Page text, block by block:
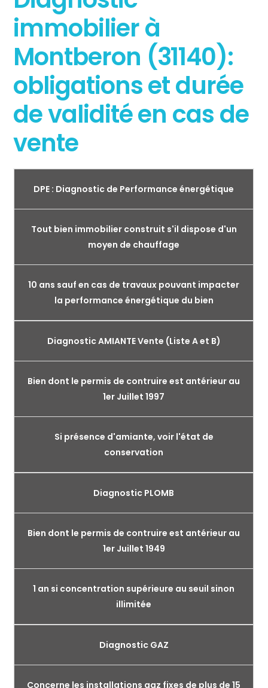
immobilier à
Montberon (31140):
obligations et durée
de validité en cas de
vente
DPE : Diagnostic de Performance énergétique
Tout bien immobilier construit s'il dispose d'un
moyen de chauffage
10 ans sauf en cas de travaux pouvant impacter
la performance énergétique du bien
Diagnostic AMIANTE Vente (Liste A et B)
Bien dont le permis de contruire est antérieur au
1er Juillet 1997
Si présence d'amiante, voir l'état de
conservation
Diagnostic PLOMB
Bien dont le permis de contruire est antérieur au
1er Juillet 1949
1 an si concentration supérieure au seuil sinon
illimitée
Diagnostic GAZ
Concerne les installations gaz fixes de plus de 15